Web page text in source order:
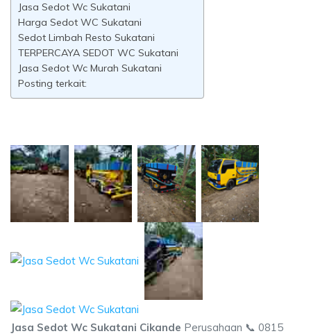
Jasa Sedot Wc Sukatani
Harga Sedot WC Sukatani
Sedot Limbah Resto Sukatani
TERPERCAYA SEDOT WC Sukatani
Jasa Sedot Wc Murah Sukatani
Posting terkait:
Jasa Sedot Wc Sukatani Cikande Perusahaan 📞 0815